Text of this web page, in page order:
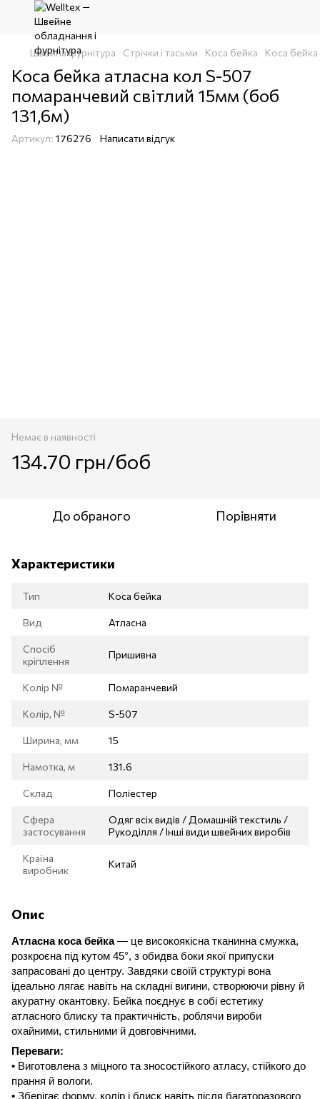
Швейна фурнітура Стрічки і тасьми Коса бейка Коса
Коса бейка атласна кол S-507
помаранчевий світлий 15мм (боб
131,6м)
Артикул: 176276 Написати відгук
Немає в наявності
134.70 грн/боб
До обраного Порівняти
Характеристики
Тип Коса бейка
Вид Атласна
Спосіб
кріплення
Пришивна
Колір № Помаранчевий
Колір, № S-507
Ширина, мм 15
Намотка, м 131.6
Склад Поліестер
Сфера
застосування
Одяг всіх видів / Домашній текстиль /
Рукоділля / Інші види швейних виробів
Країна
виробник
Китай
Опис
Атласна коса бейка— це високоякісна тканинна смужка,
розкроєна під кутом 45°, з обидва боки якої припуски
запрасовані до центру. Завдяки своїй структурі вона
ідеально лягає навіть на складні вигини, створюючи рівну й
акуратну окантовку. Бейка поєднує в собі естетику
атласного блиску та практичність, роблячи вироби
охайними, стильними й довговічними.
Переваги:
• Виготовлена з міцного та зносостійкого атласу, стійкого до
прання й вологи.
• Зберігає форму, колір і блиск навіть після багаторазового